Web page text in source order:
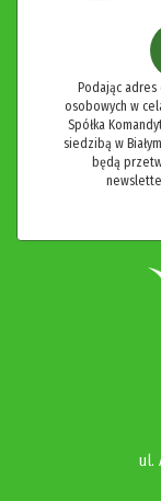
Podając
osobowych w
Spółka
siedzibą w
będą
ul.